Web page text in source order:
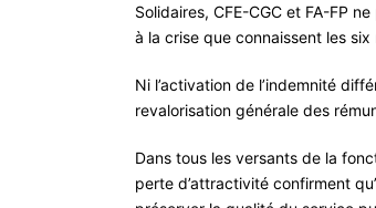
Solidaires, CFE-CGC et FA-FP
à la crise que connaissent les
Ni l’activation de l’indemnité
revalorisation générale des
Dans tous les versants de la
perte d’attractivité confirment